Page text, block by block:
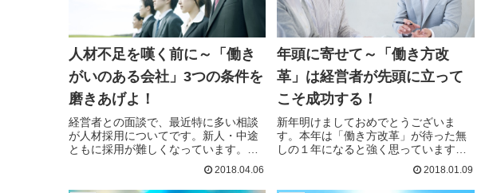
人材不足を嘆く前に～「働き
がいのある会社」3つの条件を
磨きあげよ！
経営者との面談で、最近特に多い相談
が人材採用についてです。新人・中途
ともに採用が難しくなっています。
2018.04.06
年頭に寄せて～「働き方改
革」は経営者が先頭に立って
こそ成功する！
新年明けましておめでとうございま
す。本年は「働き方改革」が待った無
しの１年になると強く思っています。
2018.01.09